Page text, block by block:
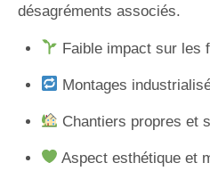
désagréments associés.
Faible impact sur les
Montages
Chantiers propres et
Aspect esthétique et